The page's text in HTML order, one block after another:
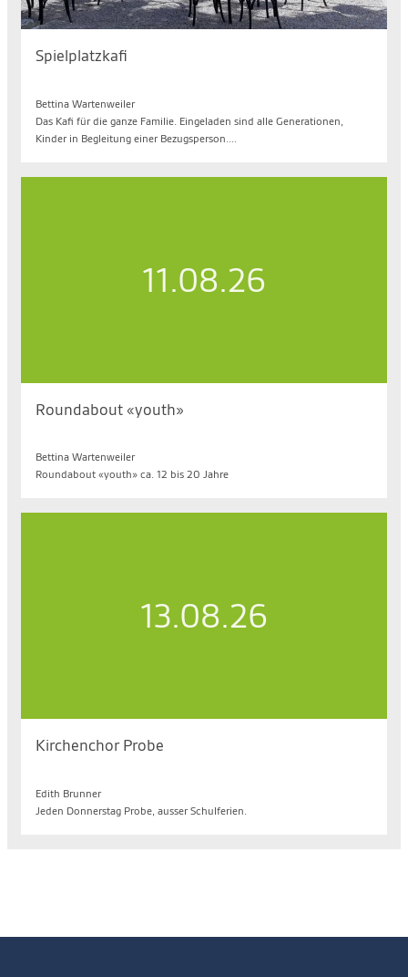
Spielplatzkafi
Bettina Wartenweiler
Das Kafi für die ganze Familie. Eingeladen sind alle Generationen,
Kinder in Begleitung einer Bezugsperson....
11.08.26
Roundabout «youth»
Bettina Wartenweiler
Roundabout «youth» ca. 12 bis 20 Jahre
13.08.26
Kirchenchor Probe
Edith Brunner
Jeden Donnerstag Probe, ausser Schulferien.